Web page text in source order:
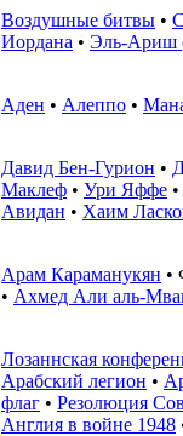
Воздушные битвы •
Иордана • Эль-Ариш
Аден • Алеппо •
Давид Бен-Гурион •
Маклеф • Ури Яффе •
Авидан • Хаим
Арам Караманукян •
• Ахмед Али аль-
Лозаннская
Арабский легион •
флаг • Резолюция
Англия в войне 1948